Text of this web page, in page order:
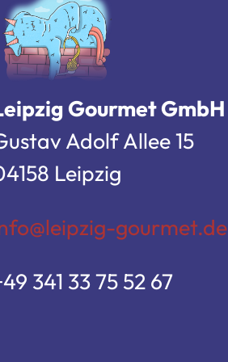
Gourmet GmbH
Adolf Allee 15
Leipzig
gourmet.de
341 33 75 52 67